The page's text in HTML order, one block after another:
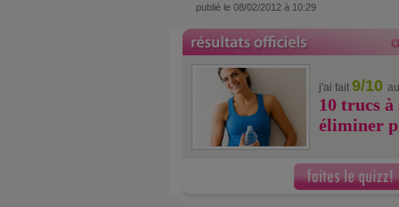
publié le 08/02/2012 à 10:29
j'ai fait 9/10
10 trucs
éliminer